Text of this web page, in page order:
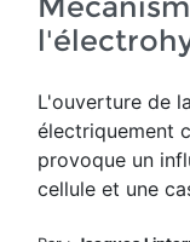
L'ouverture de
électriquement
provoque un
cellule et une